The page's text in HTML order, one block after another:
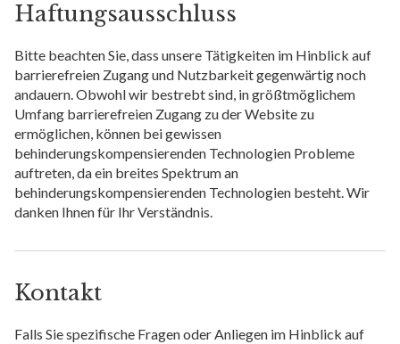
Haftungsausschluss
Bitte beachten Sie, dass unsere Tätigkeiten im Hinblick auf
barrierefreien Zugang und Nutzbarkeit gegenwärtig noch
andauern. Obwohl wir bestrebt sind, in größtmöglichem
Umfang barrierefreien Zugang zu der Website zu
ermöglichen, können bei gewissen
behinderungskompensierenden Technologien Probleme
auftreten, da ein breites Spektrum an
behinderungskompensierenden Technologien besteht. Wir
danken Ihnen für Ihr Verständnis.
Kontakt
Falls Sie spezifische Fragen oder Anliegen im Hinblick auf